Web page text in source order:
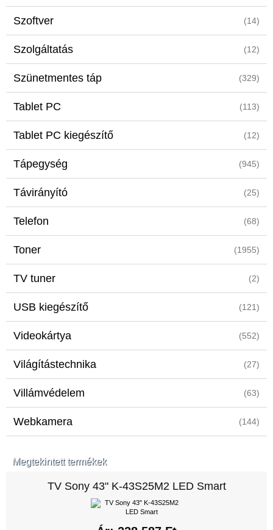
Szoftver (14)
Szolgáltatás (12)
Szünetmentes táp (329)
Tablet PC (113)
Tablet PC kiegészítő (12)
Tápegység (945)
Távirányító (25)
Telefon (68)
Toner (1955)
TV tuner (2)
USB kiegészítő (121)
Videokártya (552)
Világítástechnika (27)
Villámvédelem (63)
Webkamera (144)
Megtekintett termékek
TV Sony 43" K-43S25M2 LED Smart